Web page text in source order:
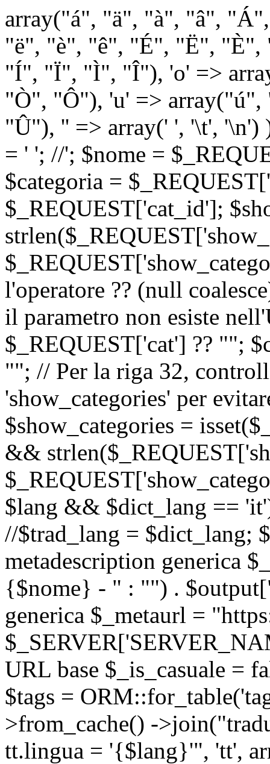
array("á", "ä", "à", "â",
"ë", "è", "ê", "É", "Ë",
"Í", "Ï", "Ì", "Î"), 'o' =>
"Ò", "Ô"), 'u' =>
"Û"), '' => array(' ', '\t',
= ' '; //'; $nome =
$categoria =
$_REQUEST['cat_id'];
l'operatore ?? (null
il parametro non esiste
$_REQUEST['cat'] ?? "";
""; // Per la riga 32,
'show_categories' per
$show_categories =
&&
$lang && $dict_lang ==
//$trad_lang = $dict_lang;
metadescription generica
{$nome} - " : "") .
generica $_metaurl =
URL base $_is_casuale =
$tags =
>from_cache() -
tt.lingua = '{$lang}'", 'tt',